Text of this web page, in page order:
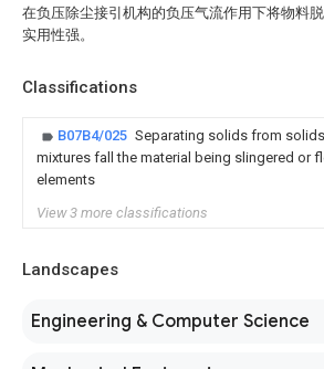
在负压除尘接引机构的负压气流作用下将物料
实用性强。
Classifications
B07B4/025 Separating solids from
mixtures fall the material being slingered or
elements
View 3 more classifications
Landscapes
Engineering & Computer Science